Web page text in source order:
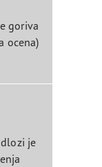
goriva
ocena)
je